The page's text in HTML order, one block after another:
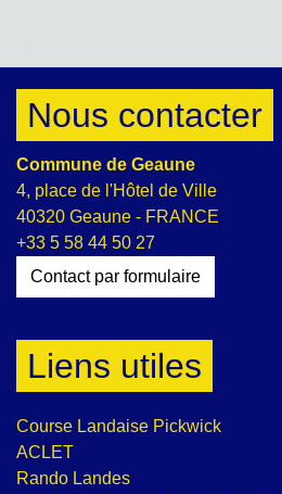
Nous contacter
Commune de Geaune
4, place de l'Hôtel de Ville
40320 Geaune - FRANCE
+33 5 58 44 50 27
Contact par formulaire
Liens utiles
Course Landaise Pickwick
ACLET
Rando Landes